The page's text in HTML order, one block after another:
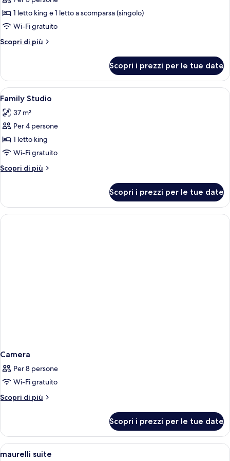
Suite
Junior
1 letto king e 1 letto a scomparsa (singolo)
Wi-Fi gratuito
Scopri di più
Altri
Junior
Scopri i prezzi per le tue date
Apri
tutte
le
foto
per
Family
Studio
Biancheria da letto di alta qualità,
4
Family Studio
37 m²
Per 4 persone
1 letto king
Wi-Fi gratuito
Scopri di più
Altri
Studio
Scopri i prezzi per le tue date
Camera
Per 8 persone
Wi-Fi gratuito
Scopri di più
Altri
Scopri i prezzi per le tue date
Apri
5
maurelli suite